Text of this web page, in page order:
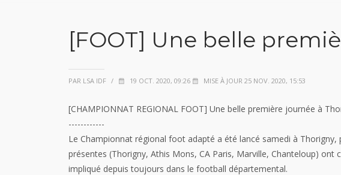
[FOOT] Une belle
PAR LSA IDF / 19 OCT. 2020, 09:26 MISE À JOUR 25 NOV. 2020, 15:53
[CHAMPIONNAT REGIONAL FOOT] Une belle première journée à
------------
Le Championnat régional foot adapté a été lancé samedi à
présentes (Thorigny, Athis Mons, CA Paris, Marville, Chanteloup)
impliqué depuis toujours dans le football départemental.